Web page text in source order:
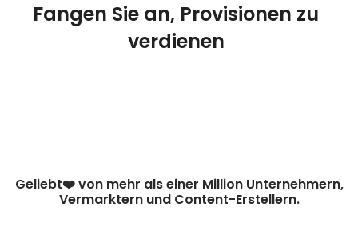
Fangen Sie an, Provisionen zu
verdienen
Geliebt❤️ von mehr als einer Million Unternehmern,
Vermarktern und Content-Erstellern.